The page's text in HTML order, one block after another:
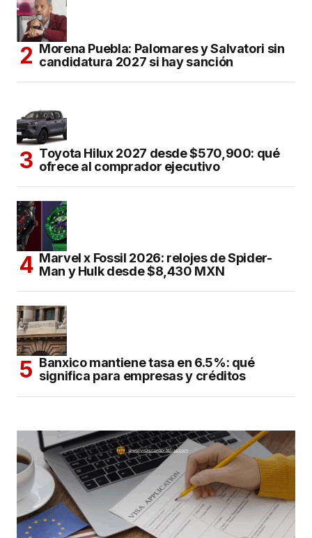
Morena Puebla: Palomares y Salvatori sin
candidatura 2027 si hay sanción
Toyota Hilux 2027 desde $570,900: qué
ofrece al comprador ejecutivo
Marvel x Fossil 2026: relojes de Spider-
Man y Hulk desde $8,430 MXN
Banxico mantiene tasa en 6.5%: qué
significa para empresas y créditos